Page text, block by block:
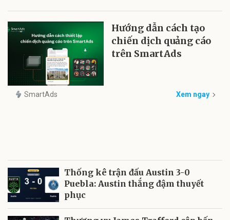
Hướng dẫn cách tạo
chiến dịch quảng cáo
trên SmartAds
SmartAds Xem ngay
Thống kê trận đấu Austin 3-0
Puebla: Austin thắng đậm thuyết
phục